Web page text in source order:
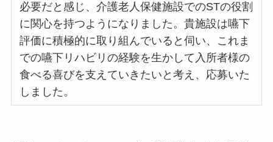
必要だと感じ、介護老人保健施設でのSTの役割
に関心を持つようになりました。貴施設は嚥下
評価に積極的に取り組んでいると伺い、これま
での嚥下リハビリの経験を生かして入所者様の
食べる喜びを支えていきたいと考え、応募いた
しました。